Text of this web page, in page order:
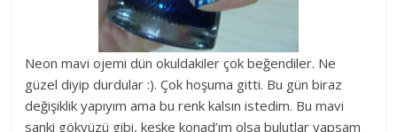
Neon mavi ojemi dün okuldakiler çok beğendiler. Ne
güzel diyip durdular :). Çok hoşuma gitti. Bu gün biraz
değişiklik yapıyım ama bu renk kalsın istedim. Bu mavi
sanki gökyüzü gibi, keşke konad’ım olsa bulutlar yapsam